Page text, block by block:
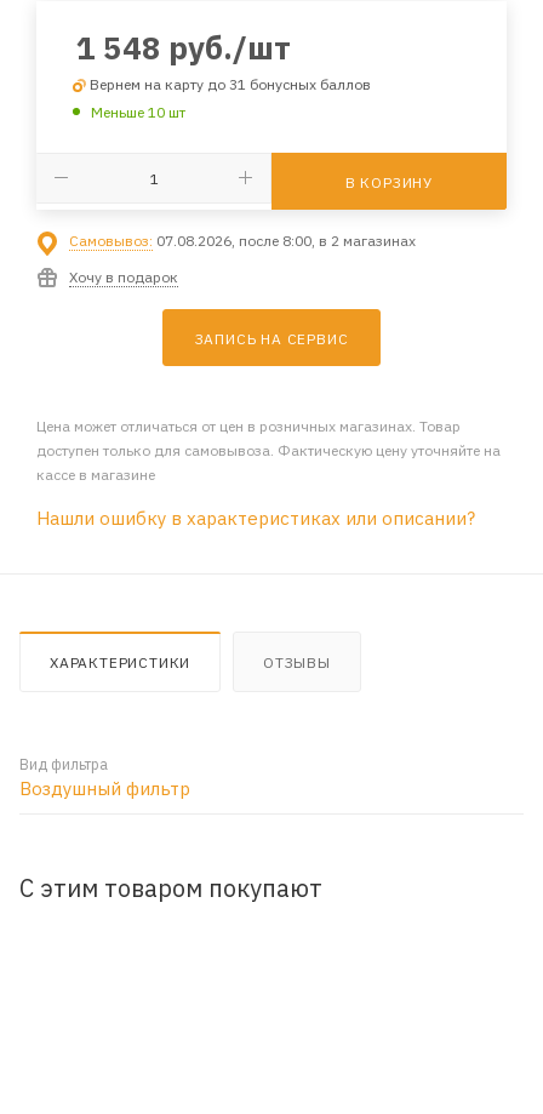
1 548 руб./шт
Вернем на карту до 31 бонусных баллов
Меньше 10 шт
В КОРЗИНУ
Самовывоз: 07.08.2026, после 8:00, в 2 магазинах
Хочу в подарок
ЗАПИСЬ НА СЕРВИС
Цена может отличаться от цен в розничных магазинах. Товар
доступен только для самовывоза. Фактическую цену уточняйте на
кассе в магазине
Нашли ошибку в характеристиках или описании?
ХАРАКТЕРИСТИКИ ОТЗЫВЫ
Вид фильтра
Воздушный фильтр
С этим товаром покупают